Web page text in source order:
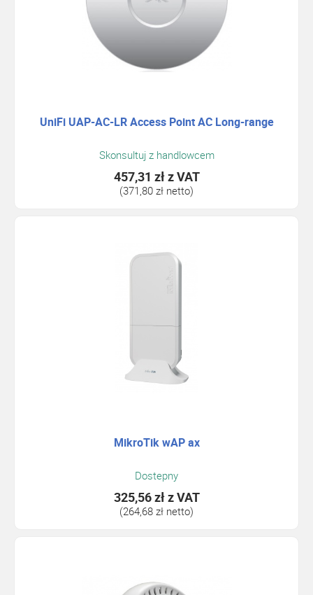
UniFi UAP-AC-LR Access Point AC Long-range
Skonsultuj z handlowcem
457,31 złz VAT
(371,80 zł netto)
MikroTik wAP ax
Dostepny
325,56 złz VAT
(264,68 zł netto)